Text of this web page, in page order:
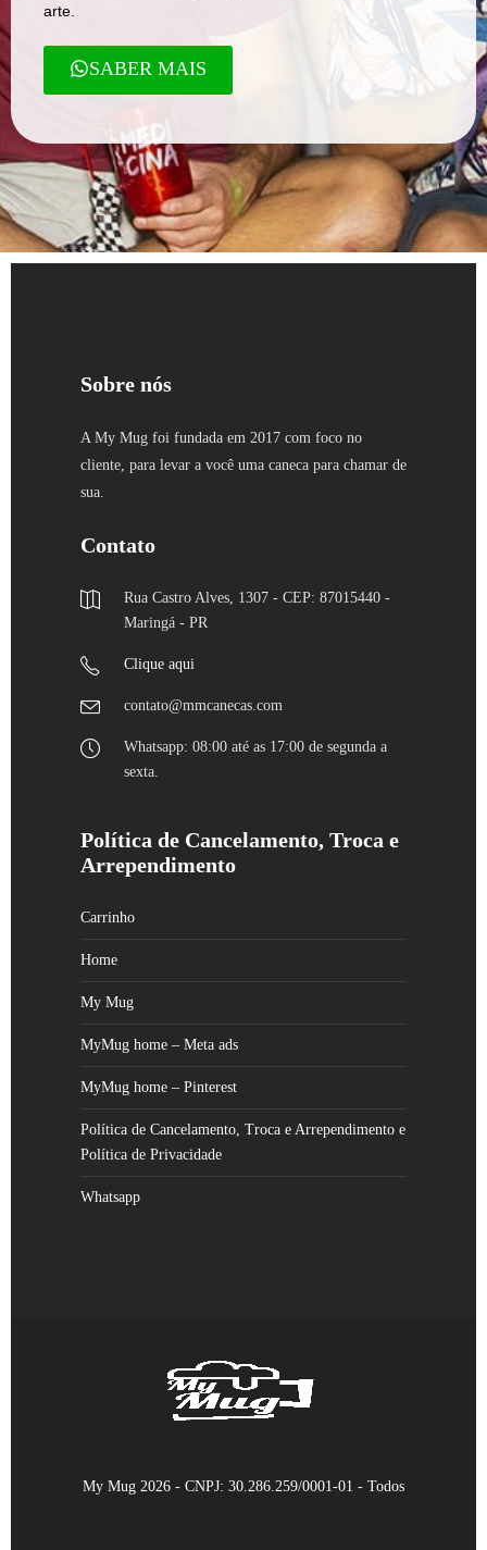
arte.
SABER MAIS
Sobre nós
A My Mug foi fundada em 2017 com foco no
cliente, para levar a você uma caneca para chamar de
sua.
Contato
Rua Castro Alves, 1307 - CEP: 87015440 -
Maringá - PR
Clique aqui
contato@mmcanecas.com
Whatsapp: 08:00 até as 17:00 de segunda a
sexta.
Política de Cancelamento, Troca e
Arrependimento
Carrinho
Home
My Mug
MyMug home – Meta ads
MyMug home – Pinterest
Política de Cancelamento, Troca e Arrependimento e
Política de Privacidade
Whatsapp
My Mug 2026 - CNPJ: 30.286.259/0001-01 - Todos